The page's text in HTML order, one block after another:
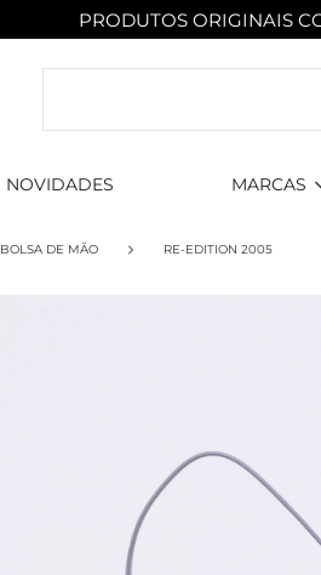
PRODUTOS ORIGINAIS
NOVIDADES MARCAS
BOLSA DE MÃO RE-EDITION 2005